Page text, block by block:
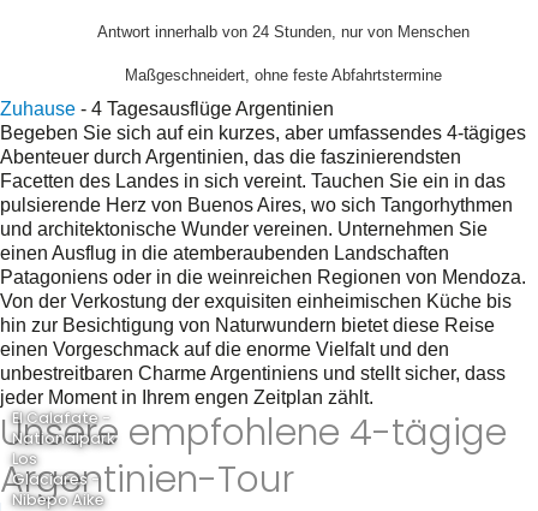
Antwort innerhalb von 24 Stunden, nur von Menschen
Maßgeschneidert, ohne feste Abfahrtstermine
Zuhause - 4 Tagesausflüge Argentinien
Begeben Sie sich auf ein kurzes, aber umfassendes 4-tägiges
Abenteuer durch Argentinien, das die faszinierendsten
Facetten des Landes in sich vereint. Tauchen Sie ein in das
pulsierende Herz von Buenos Aires, wo sich Tangorhythmen
und architektonische Wunder vereinen. Unternehmen Sie
einen Ausflug in die atemberaubenden Landschaften
Patagoniens oder in die weinreichen Regionen von Mendoza.
Von der Verkostung der exquisiten einheimischen Küche bis
hin zur Besichtigung von Naturwundern bietet diese Reise
einen Vorgeschmack auf die enorme Vielfalt und den
unbestreitbaren Charme Argentiniens und stellt sicher, dass
jeder Moment in Ihrem engen Zeitplan zählt.
Unsere empfohlene 4-tägige
Argentinien-Tour
El Calafate -
Nationalpark
Los
Glaciares -
Nibepo Aike